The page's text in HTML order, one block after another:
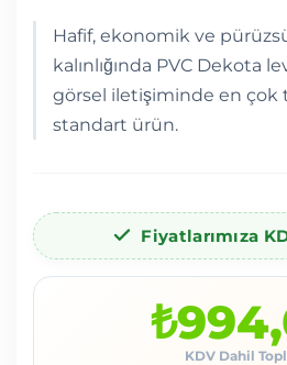
Hafif, ekonomik ve
kalınlığında PVC Dekota
görsel iletişiminde en çok
standart ürün.
Fiyatlarımıza
KDV Dahil